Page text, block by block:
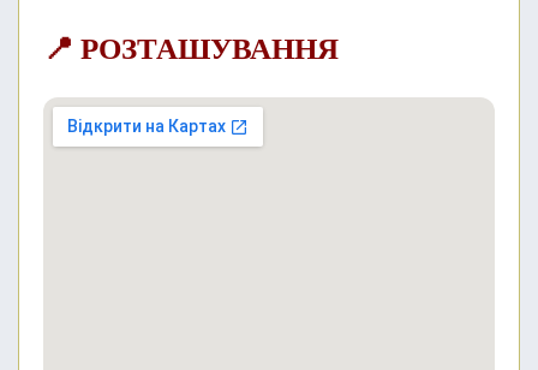
📍 РОЗТАШУВАННЯ